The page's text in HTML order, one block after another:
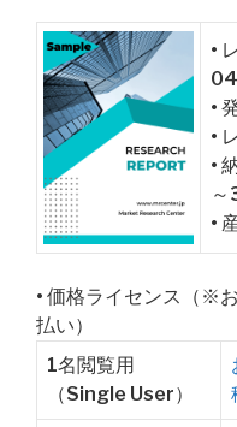
•
•
•
•
～
•
• 価格ライセンス（※
払い）
1名閲覧用
（Single User）